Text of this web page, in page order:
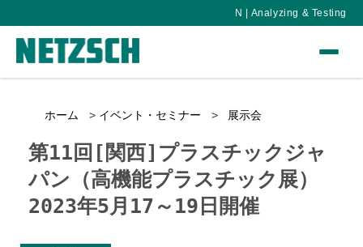
N | Analyzing & Testing
ホーム イベント・セミナー 展示会
第11回[関西]プラスチックジャ
パン（高機能プラスチック展）
2023年5月17～19日開催